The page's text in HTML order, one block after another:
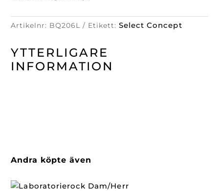
Artikelnr: BQ206L Etikett: Select Concept
YTTERLIGARE
INFORMATION
Andra köpte även